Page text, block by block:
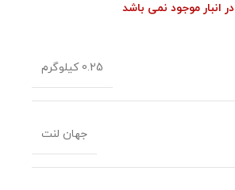
در انبار موجود نمی باشد
0.25 کیلوگرم
جهان لنت